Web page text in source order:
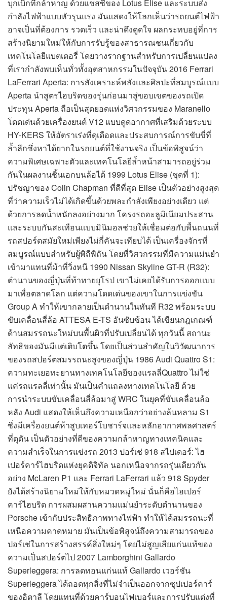
บุกเบิกที่กล้าหาญ ด้วยแชสซีของ Lotus Elise และระบบส่ง
กำลังไฟฟ้าแบบหัวรุนแรง มันแสดงให้โลกเห็นว่ารถยนต์ไฟฟ้า
อาจเป็นที่ต้องการ รวดเร็ว และน่าดึงดูดใจ ผลกระทบอยู่ที่การ
สร้างนิยามใหม่ให้กับการรับรู้ของสาธารณชนเกี่ยวกับ
เทคโนโลยีแบตเตอรี่ โดยวางรากฐานสำหรับการเปลี่ยนแปลง
ที่เรากำลังพบเห็นทั่วทั้งอุตสาหกรรมในปัจจุบัน 2016 Ferrari
LaFerrari Aperta: การสังเคราะห์พลังและศิลปะที่สมบูรณ์แบบ
Aperta นำสูตรไฮบริดของรุ่นก่อนมาสู่ขอบเขตของรถเปิด
ประทุน Aperta ถือเป็นสุดยอดแห่งวิศวกรรมของ Maranello
โดดเด่นด้วยเครื่องยนต์ V12 แบบดูดอากาศที่เสริมด้วยระบบ
HY-KERS ให้อัตราเร่งที่ดุเดือดและประสบการณ์การขับขี่ที่
ล้ำลึกซึ่งหาได้ยากในรถยนต์ที่ใช้งานจริง เป็นข้อพิสูจน์ว่า
ความพิเศษเฉพาะตัวและเทคโนโลยีล้ำหน้าสามารถอยู่ร่วม
กันในผลงานชิ้นเอกบนล้อได้ 1999 Lotus Elise (ชุดที่ 1):
ปรัชญาของ Colin Chapman ที่ดีที่สุด Elise เป็นตัวอย่างสูงสุด
ที่ว่าความเร็วไม่ได้เกิดขึ้นด้วยพละกำลังเพียงอย่างเดียว แต่
ด้วยการลดน้ำหนักลงอย่างมาก โครงรถอะลูมิเนียมประสาน
และระบบกันสะเทือนแบบมินิมอลช่วยให้เชื่อมต่อกับพื้นถนนที่
รถสปอร์ตสมัยใหม่เพียงไม่กี่คันจะเทียบได้ เป็นเครื่องจักรที่
สมบูรณ์แบบสำหรับผู้พิถีพิถัน โดยที่วิศวกรรมที่มีความแม่นยำ
เข้ามาแทนที่ม้าที่วิ่งหนี 1990 Nissan Skyline GT-R (R32):
ตำนานของญี่ปุ่นที่ท้าทายยุโรป เขาไม่เคยได้รับการออกแบบ
มาเพื่อตลาดโลก แต่ความโดดเด่นของเขาในการแข่งขัน
Group A ทำให้เขากลายเป็นตำนานในทันที R32 พร้อมระบบ
ขับเคลื่อนสี่ล้อ ATTESA E-TS อันซับซ้อน ได้เขียนกฎเกณฑ์
ด้านสมรรถนะใหม่บนพื้นผิวที่ปรับเปลี่ยนได้ ทุกวันนี้ สถานะ
ลัทธิของมันมีแต่เติบโตขึ้น โดยเป็นส่วนสำคัญในวิวัฒนาการ
ของรถสปอร์ตสมรรถนะสูงของญี่ปุ่น 1986 Audi Quattro S1:
ความทะเยอทะยานทางเทคโนโลยีของแรลลี่Quattro ไม่ใช่
แค่รถแรลลี่เท่านั้น มันเป็นคำแถลงทางเทคโนโลยี ด้วย
การนำระบบขับเคลื่อนสี่ล้อมาสู่ WRC ในยุคที่ขับเคลื่อนล้อ
หลัง Audi แสดงให้เห็นถึงความเหนือกว่าอย่างล้นหลาม S1
ซึ่งมีเครื่องยนต์ห้าสูบเทอร์โบชาร์จและหลักอากาศพลศาสตร์
ที่ดุดัน เป็นตัวอย่างที่ดีของความกล้าหาญทางเทคนิคและ
ความสำเร็จในการแข่งรถ 2013 ปอร์เช่ 918 สไปเดอร์: ไฮ
เปอร์คาร์ไฮบริดแห่งยุคดิจิทัล นอกเหนือจากรถรุ่นเดียวกัน
อย่าง McLaren P1 และ Ferrari LaFerrari แล้ว 918 Spyder
ยังได้สร้างนิยามใหม่ให้กับหมวดหมู่ใหม่ นั่นก็คือไฮเปอร์
คาร์ไฮบริด การผสมผสานความแม่นยำระดับตำนานของ
Porsche เข้ากับประสิทธิภาพทางไฟฟ้า ทำให้ได้สมรรถนะที่
เหนือความคาดหมาย มันเป็นข้อพิสูจน์ถึงความสามารถของ
ปอร์เช่ในการสร้างสรรค์สิ่งใหม่ๆ โดยไม่สูญเสียแก่นแท้ของ
ความเป็นสปอร์ตไป 2007 Lamborghini Gallardo
Superleggera: การลดทอนแก่นแท้ Gallardo เวอร์ชัน
Superleggera ได้ถอดทุกสิ่งที่ไม่จำเป็นออกจากซุปเปอร์คาร์
ของอิตาลี โดยแทนที่ด้วยคาร์บอนไฟเบอร์และการปรับแต่งที่